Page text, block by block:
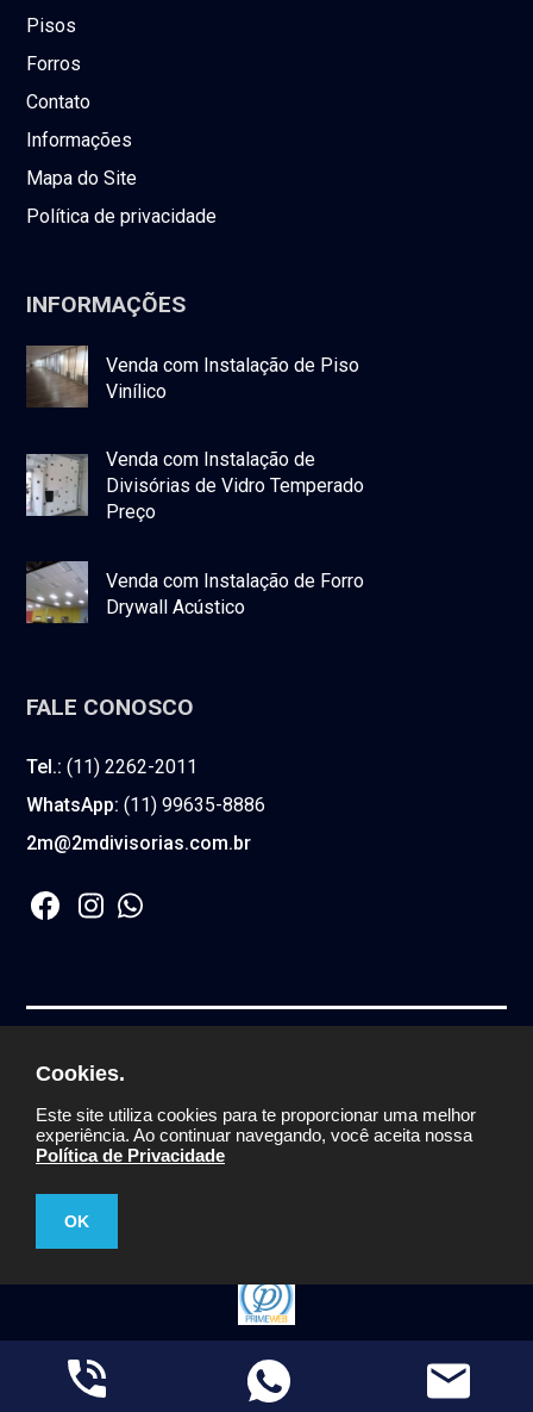
Pisos
Forros
Contato
Informações
Mapa do Site
Política de privacidade
INFORMAÇÕES
Venda com Instalação de Piso
Vinílico
Venda com Instalação de
Divisórias de Vidro Temperado
Preço
Venda com Instalação de Forro
Drywall Acústico
FALE CONOSCO
Tel.: (11) 2262-2011
WhatsApp: (11) 99635-8886
2m@2mdivisorias.com.br
reservados
Cookies.
Este site utiliza cookies para te proporcionar uma melhor
experiência. Ao continuar navegando, você aceita nossa
Política de Privacidade
OK